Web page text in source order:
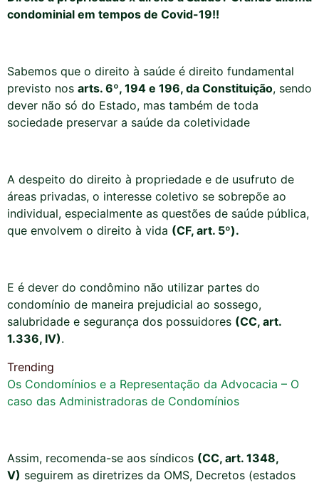
condominial em tempos de Covid-19!!
Sabemos que o direito à saúde é direito fundamental
previsto nos arts. 6º, 194 e 196, da Constituição, sendo
dever não só do Estado, mas também de toda
sociedade preservar a saúde da coletividade
A despeito do direito à propriedade e de usufruto de
áreas privadas, o interesse coletivo se sobrepõe ao
individual, especialmente as questões de saúde pública,
que envolvem o direito à vida (CF, art. 5º).
E é dever do condômino não utilizar partes do
condomínio de maneira prejudicial ao sossego,
salubridade e segurança dos possuidores (CC, art.
1.336, IV).
Trending
Os Condomínios e a Representação da Advocacia – O
caso das Administradoras de Condomínios
Assim, recomenda-se aos síndicos (CC, art. 1348,
V) seguirem as diretrizes da OMS, Decretos (estados